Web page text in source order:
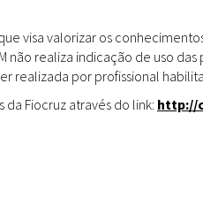
Fitoterápicos
& Arte
visa valorizar os
realiza indicação de uso
realizada por profissional
Fiocruz através do link: http://